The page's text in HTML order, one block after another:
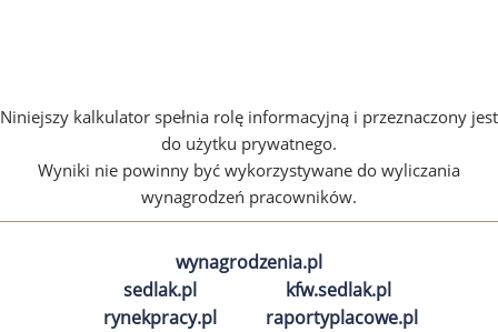
Niniejszy kalkulator spełnia rolę informacyjną i przeznaczony jest
do użytku prywatnego.
Wyniki nie powinny być wykorzystywane do wyliczania
wynagrodzeń pracowników.
wynagrodzenia.pl
sedlak.pl
kfw.sedlak.pl
rynekpracy.pl
raportyplacowe.pl